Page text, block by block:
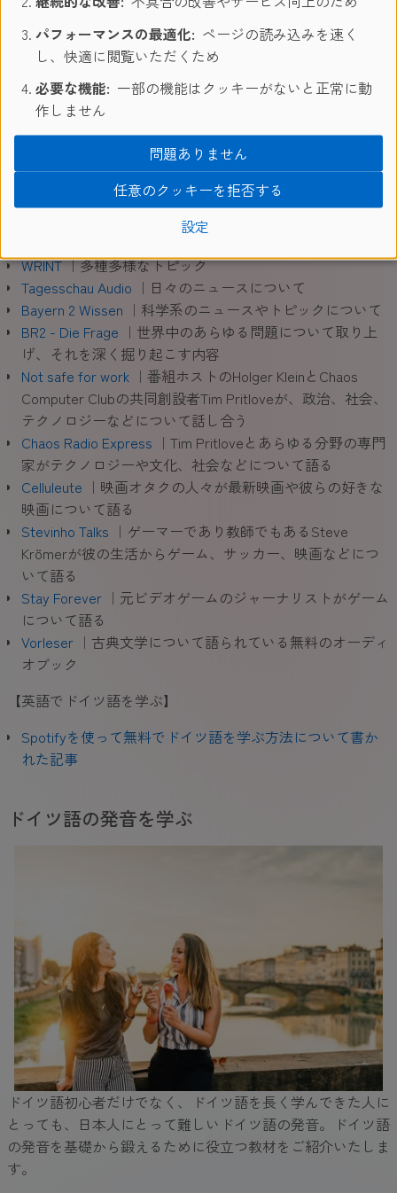
ネイティブの速さでのリスニング教材も聞くことができま
す。Youtubeでも配信されていて、画像なども見れるサイ
トもあります。
German GrammarPod
ドキャスト。全てのレベルの人に活用してもらえるよう工
Deutschlandfunk｜ラジオライブ、ポッドキャスト、その
他オーディオ。3つのセクションに別れている：
Deutschlandfunk, Deutschlandradio Kultur, DRadio Wissen
WRINT｜多種多様なトピック
Tagesschau Audio ｜日々のニュースについて
Bayern 2 Wissen ｜科学系のニュースやトピックについて
BR2 - Die Frage ｜世界中のあらゆる問題について取り上
げ、それを深く掘り起こす内容
Not safe for work ｜番組ホストのHolger KleinとChaos
Computer Clubの共同創設者Tim Pritloveが、政治、社会、
テクノロジーなどについて話し合う
Chaos Radio Express ｜Tim Pritloveとあらゆる分野の専門
家がテクノロジーや文化、社会などについて語る
Celluleute ｜映画オタクの人々が最新映画や彼らの好きな
映画について語る
Stevinho Talks ｜ゲーマーであり教師でもあるSteve
Krömerが彼の生活からゲーム、サッカー、映画などにつ
いて語る
Stay Forever ｜元ビデオゲームのジャーナリストがゲーム
について語る
Vorleser ｜古典文学について語られている無料のオーディ
オブック
【英語でドイツ語を学ぶ】
Spotifyを使って無料でドイツ語を学ぶ方法について書か
れた記事
ドイツ語の発音を学ぶ
ドイツ語初心者だけでなく、ドイツ語を長く学んできた人に
とっても、日本人にとって難しいドイツ語の発音。ドイツ語
の発音を基礎から鍛えるために役立つ教材をご紹介いたしま
す。
パフォーマンスの最適化: ページの読み込みを速く
し、快適に閲覧いただくため
必要な機能: 一部の機能はクッキーがないと正常に動
作しません
設定
任意のクッキーを拒否する
問題ありません